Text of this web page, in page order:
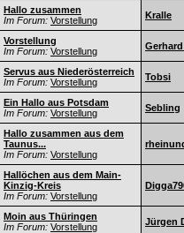
Hallo zusammen
Im Forum: Vorstellung Kralle
Vorstellung
Im Forum: Vorstellung Gerhard
Servus aus Niederösterreich
Im Forum: Vorstellung Tobsi
Ein Hallo aus Potsdam
Im Forum: Vorstellung Sebling
Hallo zusammen aus dem
Taunus...
Im Forum: Vorstellung
Hallöchen aus dem Main-
Kinzig-Kreis
Im Forum: Vorstellung
Moin aus Thüringen
Im Forum: Vorstellung Jürgen